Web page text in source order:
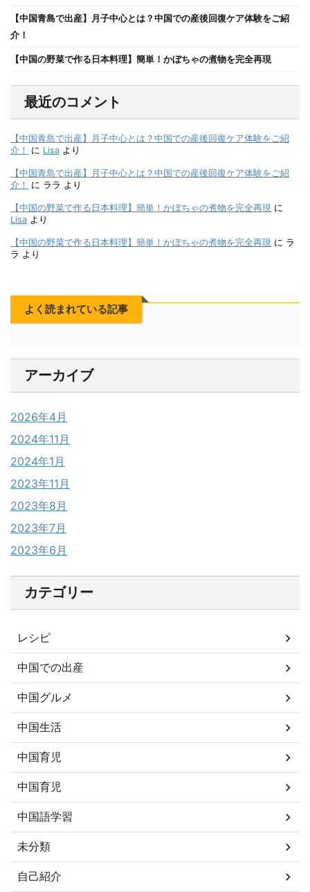
【中国青島で出産】月子中心とは？中国での産後回復ケア体験をご紹
介！
【中国の野菜で作る日本料理】簡単！かぼちゃの煮物を完全再現
最近のコメント
【中国青島で出産】月子中心とは？中国での産後回復ケア体験をご紹
介！
に Lisa より
【中国青島で出産】月子中心とは？中国での産後回復ケア体験をご紹
介！
に ララ より
【中国の野菜で作る日本料理】簡単！かぼちゃの煮物を完全再現 に
Lisa より
【中国の野菜で作る日本料理】簡単！かぼちゃの煮物を完全再現 に ラ
ラ より
よく読まれている記事
アーカイブ
2026年4月
2024年11月
2024年1月
2023年11月
2023年8月
2023年7月
2023年6月
カテゴリー
レシピ
中国での出産
中国グルメ
中国生活
中国育児
中国育児
中国語学習
未分類
自己紹介